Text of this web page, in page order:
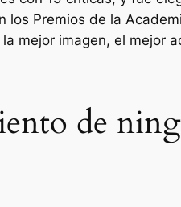
Premios de la
mejor imagen, el mejor
de